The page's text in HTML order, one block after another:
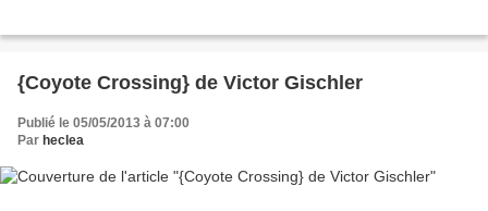
{Coyote Crossing} de Victor Gischler
Publié le 05/05/2013 à 07:00
Par heclea